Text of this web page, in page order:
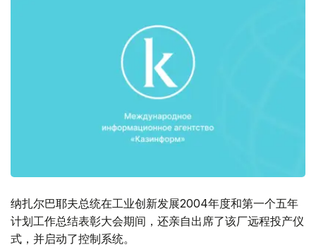
纳扎尔巴耶夫总统在工业创新发展2004年度和第一个五年
计划工作总结表彰大会期间，还亲自出席了该厂远程投产仪
式，并启动了控制系统。